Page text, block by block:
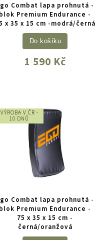
Combat lapa prohnutá -
blok Premium Endurance -
x 35 x 15 cm -modrá/černá
1 590 Kč
Do košíku
VÝROBA V ČR -
10 DNŮ
Combat lapa prohnutá -
blok Premium Endurance -
75 x 35 x 15 cm -
černá/oranžová